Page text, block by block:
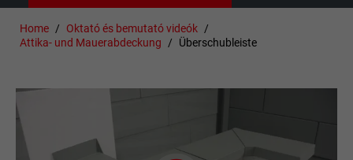
Home
Oktató és bemutató videók
Attika- und Mauerabdeckung
Überschubleiste